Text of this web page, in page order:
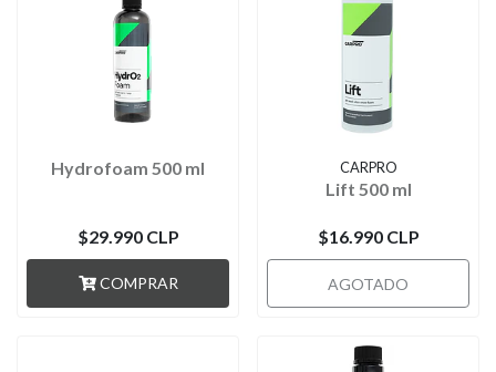
Hydrofoam 500 ml
$29.990 CLP
COMPRAR
CARPRO
Lift 500 ml
$16.990 CLP
AGOTADO